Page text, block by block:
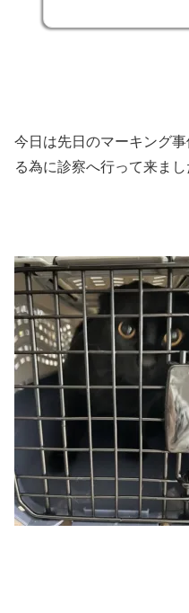
今日は先日のマーキング
る為に診察へ行って来まし